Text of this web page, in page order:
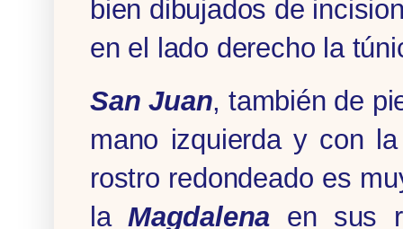
bien dibujados de
en el lado derecho la
San Juan, también de
mano izquierda y con
rostro redondeado es
laMagdalena en sus